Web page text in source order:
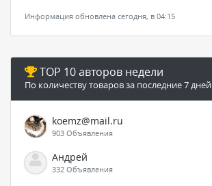
Информация обновлена сегодня, в 04:15
TOP 10 авторов недели
По количеству товаров за последние 7 дней
koemz@mail.ru
903 Объявления
Андрей
332 Объявления